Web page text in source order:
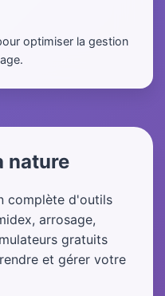
optimiser la gestion
nature
complète d'outils
arrosage,
gratuits
et gérer votre